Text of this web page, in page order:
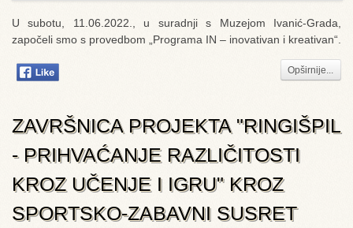
U subotu, 11.06.2022., u suradnji s Muzejom Ivanić-Grada,
započeli smo s provedbom „Programa IN – inovativan i kreativan“.
Opširnije...
ZAVRŠNICA PROJEKTA "RINGIŠPIL
- PRIHVAĆANJE RAZLIČITOSTI
KROZ UČENJE I IGRU" KROZ
SPORTSKO-ZABAVNI SUSRET